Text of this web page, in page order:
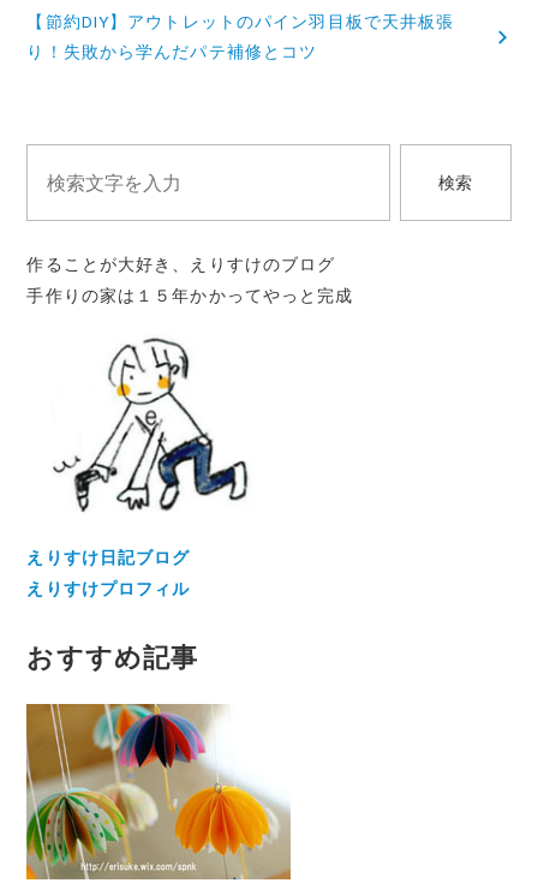
ビ
シ
ョ
ン
【節約DIY】アウトレットのパイン羽目板で天井板張
り！失敗から学んだパテ補修とコツ
検索
作ることが大好き、えりすけのブログ
手作りの家は１５年かかってやっと完成
えりすけ日記ブログ
えりすけプロフィル
おすすめ記事